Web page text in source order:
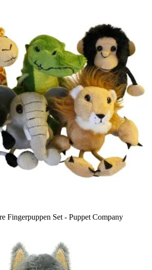
Fingerpuppen Set - Puppet Company